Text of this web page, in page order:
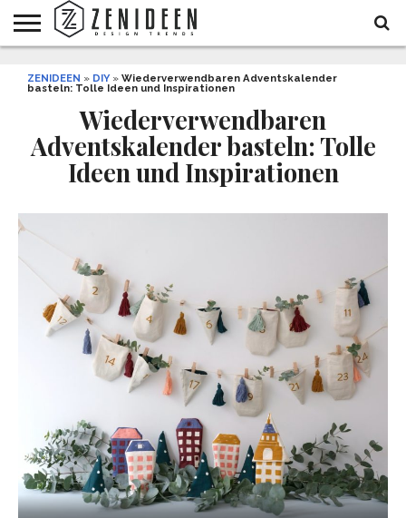
INNENDESIGN
ARCHITEKTUR
GARTEN
UND
LIFESTYLE
DEKO
&
DIY
STYLE
REZEPTE
GESUNDHEIT
WEIHNACHTEN
ZENIDEEN » DIY» Wiederverwendbaren Adventskalender
basteln: Tolle Ideen und Inspirationen
Wiederverwendbaren
Adventskalender basteln: Tolle
Ideen und Inspirationen